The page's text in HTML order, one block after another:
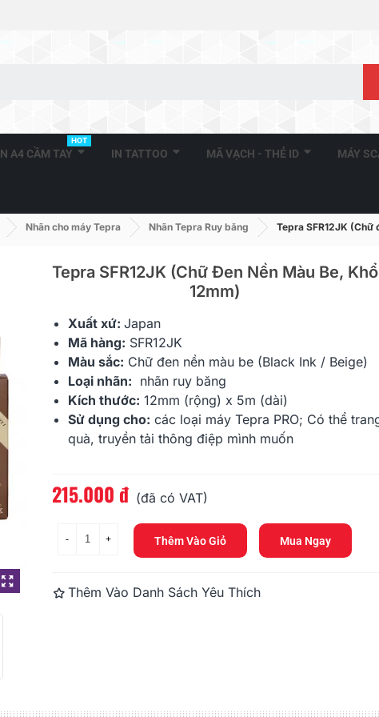
A4 CẦM TAY
HOT
IN TATTOO MÃ VẠCH - THẺ ID MÁY
Nhãn cho máy Tepra Nhãn Tepra Ruy băng Tepra SFR12JK (Chữ
Tepra SFR12JK (Chữ Đen Nền Màu Be, Khổ
12mm)
Xuất xứ: Japan
Mã hàng: SFR12JK
Màu sắc: Chữ đen nền màu be (Black Ink / Beige)
Loại nhãn: nhãn ruy băng
Kích thước: 12mm (rộng) x 5m (dài)
Sử dụng cho: các loại máy Tepra PRO; Có thể
quà, truyền tải thông điệp mình muốn
Đọc thêm
215.000 đ (đã có VAT)
- + Thêm Vào Giỏ Mua Ngay
Thêm Vào Danh Sách Yêu Thích
Tepra SFR12BK (Chữ Đen Nền
Xanh Da Trời, Khổ 12mm)
215.000 đ
Tepra SFR12CZ (Chữ Vàng
Gold Nền Nâu, Khổ 12mm)
215.000 đ
215.000 đ
Gold Nền